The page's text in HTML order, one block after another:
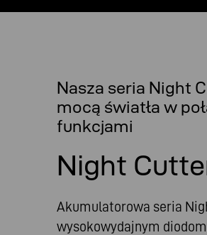
Nasza seria Night
mocą światła w
funkcjami
Night
Akumulatorowa seria
wysokowydajnym